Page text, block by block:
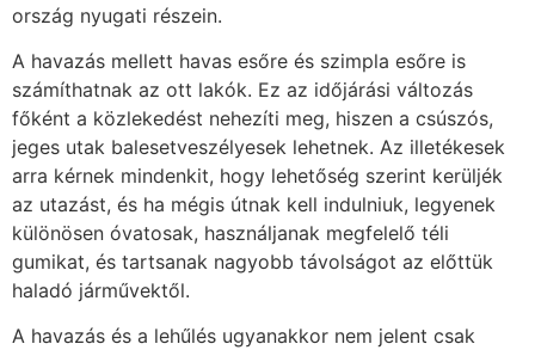
ország nyugati részein.
A havazás mellett havas esőre és szimpla esőre is
számíthatnak az ott lakók. Ez az időjárási változás
főként a közlekedést nehezíti meg, hiszen a csúszós,
jeges utak balesetveszélyesek lehetnek. Az illetékesek
arra kérnek mindenkit, hogy lehetőség szerint kerüljék
az utazást, és ha mégis útnak kell indulniuk, legyenek
különösen óvatosak, használjanak megfelelő téli
gumikat, és tartsanak nagyobb távolságot az előttük
haladó járművektől.
A havazás és a lehűlés ugyanakkor nem jelent csak